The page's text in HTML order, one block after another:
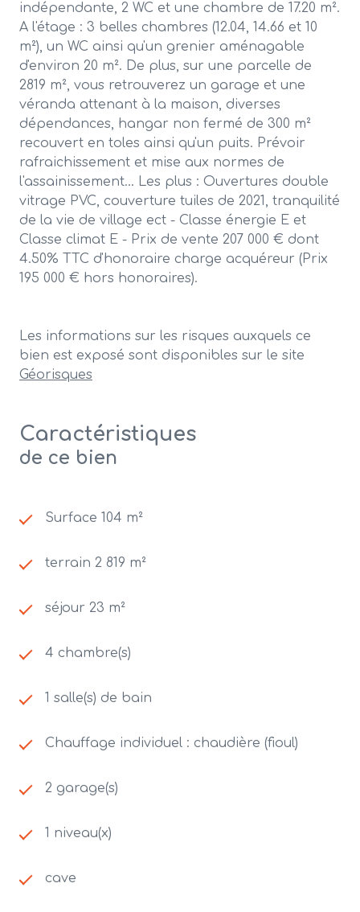
indépendante, 2 WC et une chambre de 17.20 m².
A l'étage : 3 belles chambres (12.04, 14.66 et 10
m²), un WC ainsi qu'un grenier aménagable
d'environ 20 m². De plus, sur une parcelle de
2819 m², vous retrouverez un garage et une
véranda attenant à la maison, diverses
dépendances, hangar non fermé de 300 m²
recouvert en toles ainsi qu'un puits. Prévoir
rafraichissement et mise aux normes de
l'assainissement... Les plus : Ouvertures double
vitrage PVC, couverture tuiles de 2021, tranquilité
de la vie de village ect - Classe énergie E et
Classe climat E - Prix de vente 207 000 € dont
4.50% TTC d'honoraire charge acquéreur (Prix
195 000 € hors honoraires).
Les informations sur les risques auxquels ce
bien est exposé sont disponibles sur le site
Géorisques
Caractéristiques
de ce bien
Surface 104 m²
terrain 2 819 m²
séjour 23 m²
4 chambre(s)
1 salle(s) de bain
Chauffage individuel : chaudière (fioul)
2 garage(s)
1 niveau(x)
cave